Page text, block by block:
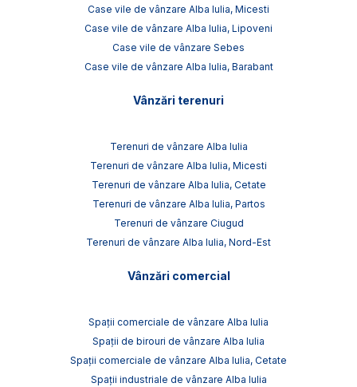
Case vile de vânzare Alba Iulia, Micesti
Case vile de vânzare Alba Iulia, Lipoveni
Case vile de vânzare Sebes
Case vile de vânzare Alba Iulia, Barabant
Vânzări terenuri
Terenuri de vânzare Alba Iulia
Terenuri de vânzare Alba Iulia, Micesti
Terenuri de vânzare Alba Iulia, Cetate
Terenuri de vânzare Alba Iulia, Partos
Terenuri de vânzare Ciugud
Terenuri de vânzare Alba Iulia, Nord-Est
Vânzări comercial
Spații comerciale de vânzare Alba Iulia
Spații de birouri de vânzare Alba Iulia
Spații comerciale de vânzare Alba Iulia, Cetate
Spații industriale de vânzare Alba Iulia